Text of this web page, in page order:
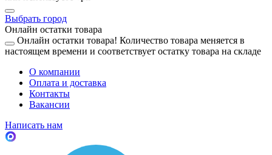
Выбрать город
Онлайн остатки товара
Онлайн остатки товара! Количество товара меняется в
настоящем времени и соответствует остатку товара на складе
О компании
Оплата и доставка
Контакты
Вакансии
Написать нам